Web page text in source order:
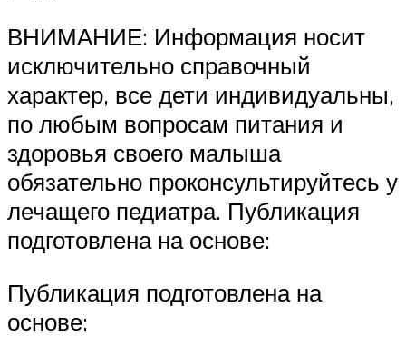
ВНИМАНИЕ: Информация носит
исключительно справочный
характер, все дети индивидуальны,
по любым вопросам питания и
здоровья своего малыша
обязательно проконсультируйтесь у
лечащего педиатра. Публикация
подготовлена на основе:
Публикация подготовлена на
основе: